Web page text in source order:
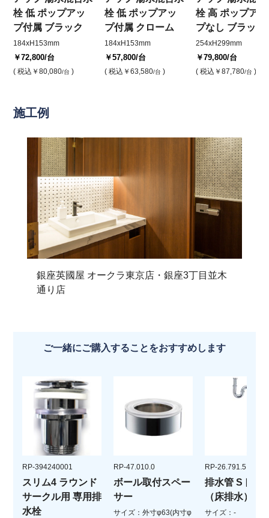
栓 低 ポップアッ
プ付属 ブラック
184xH153mm
￥72,800/台
( 税込 ￥80,080/台 )
栓 低 ポップアッ
プ付属 クローム
184xH153mm
￥57,800/台
( 税込 ￥63,580/台 )
栓 高 ポップアッ
プなし ブラック
254xH299mm
￥79,800/台
( 税込 ￥87,780/台 )
施工例
銀座英國屋 オークラ東京店・銀座3丁目並木
通り店
ご一緒にご購入することをおすすめします
RP-394240001
スリム4 ラウンド
サークル用 専用排
水栓
RP-47.010.0
ボール取付スペー
サー
サイズ：外寸φ63(内寸φ
RP-26.791.5
排水管 Sトラ
（床排水）
サイズ：-